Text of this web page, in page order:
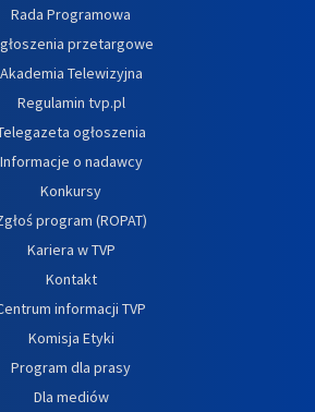
Rada Programowa
przetargowe
Akademia Telewizyjna
Regulamin tvp.pl
ogłoszenia
Informacje o nadawcy
Konkursy
program (ROPAT)
Kariera w TVP
Kontakt
informacji TVP
Komisja Etyki
Program dla prasy
Dla mediów